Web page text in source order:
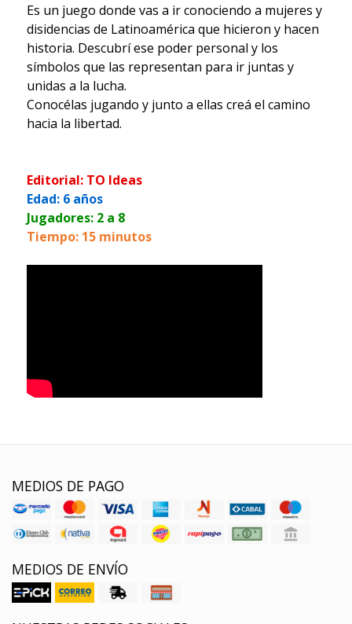
Es un juego donde vas a ir conociendo a mujeres y
disidencias de Latinoamérica que hicieron y hacen
historia. Descubrí ese poder personal y los
símbolos que las representan para ir juntas y
unidas a la lucha.
Conocélas jugando y junto a ellas creá el camino
hacia la libertad.
Editorial: TO Ideas
Edad: 6 años
Jugadores: 2 a 8
Tiempo: 15 minutos
MEDIOS DE PAGO
MEDIOS DE ENVÍO